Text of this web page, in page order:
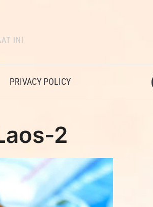
INI
PRIVACY POLICY
2